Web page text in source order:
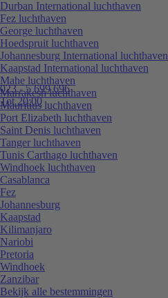
023 - 5 699 696
Tot 20:00
Durban International luchthaven
Fez luchthaven
George luchthaven
Hoedspruit luchthaven
Johannesburg International luchthaven
Kaapstad International luchthaven
Mahe luchthaven
Marrakesh luchthaven
Mauritius luchthaven
Port Elizabeth luchthaven
Saint Denis luchthaven
Tanger luchthaven
Tunis Carthago luchthaven
Windhoek luchthaven
Casablanca
Fez
Johannesburg
Kaapstad
Kilimanjaro
Nariobi
Pretoria
Windhoek
Zanzibar
Bekijk alle bestemmingen